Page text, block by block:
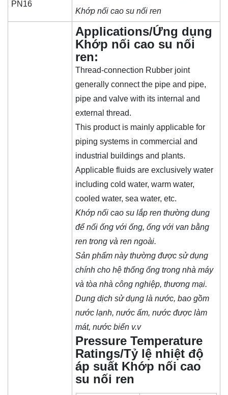
PN16
Khớp nối cao su nối ren
Applications/Ứng dụng
Khớp nối cao su nối
ren:
Thread-connection Rubber joint
generally connect the pipe and pipe,
pipe and valve with its internal and
external thread.
This product is mainly applicable for
piping systems in commercial and
industrial buildings and plants.
Applicable fluids are exclusively water
including cold water, warm water,
cooled water, sea water, etc.
Khớp nối cao su lắp ren thường dung
để nối ống với ống, ống với van bằng
ren trong và ren ngoài.
Sản phẩm này thường được sử dụng
chính cho hệ thống ống trong nhà máy
và tòa nhà công nghiệp, thương mại.
Dung dịch sử dụng là nước, bao gồm
nước lạnh, nước ấm, nước được làm
mát, nước biển v.v
Pressure Temperature
Ratings/Tỷ lệ nhiệt độ
áp suất Khớp nối cao
su nối ren